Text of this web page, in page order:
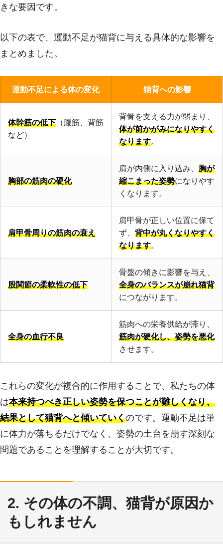
きな要因です。
以下の表で、運動不足が猫背に与える具体的な影響を
まとめました。
運動不足による体の変化 猫背への影響
体幹筋の低下（腹筋、背筋
など）
背骨を支える力が弱まり、
体が前かがみになりやすく
なります。
胸部の筋肉の硬化
肩が内側に入り込み、 胸が
縮こまった姿勢になりやす
くなります。
肩甲骨周りの筋肉の衰え
肩甲骨が正しい位置に保て
ず、 背中が丸くなりやすく
なります。
股関節の柔軟性の低下
骨盤の傾きに影響を与え、
全身のバランスが崩れ猫背
につながります。
全身の血行不良
筋肉への栄養供給が滞り、
筋肉が硬化し、姿勢を悪化
させます。
これらの変化が複合的に作用することで、私たちの体
は本来持つべき正しい姿勢を保つことが難しくなり、
結果として猫背へと傾いていくのです。運動不足は単
に体力が落ちるだけでなく、姿勢の土台を崩す深刻な
問題であることを理解することが大切です。
2. その体の不調、猫背が原因か
もしれません